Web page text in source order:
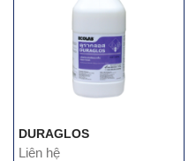
DURAGLOS
Liên hệ